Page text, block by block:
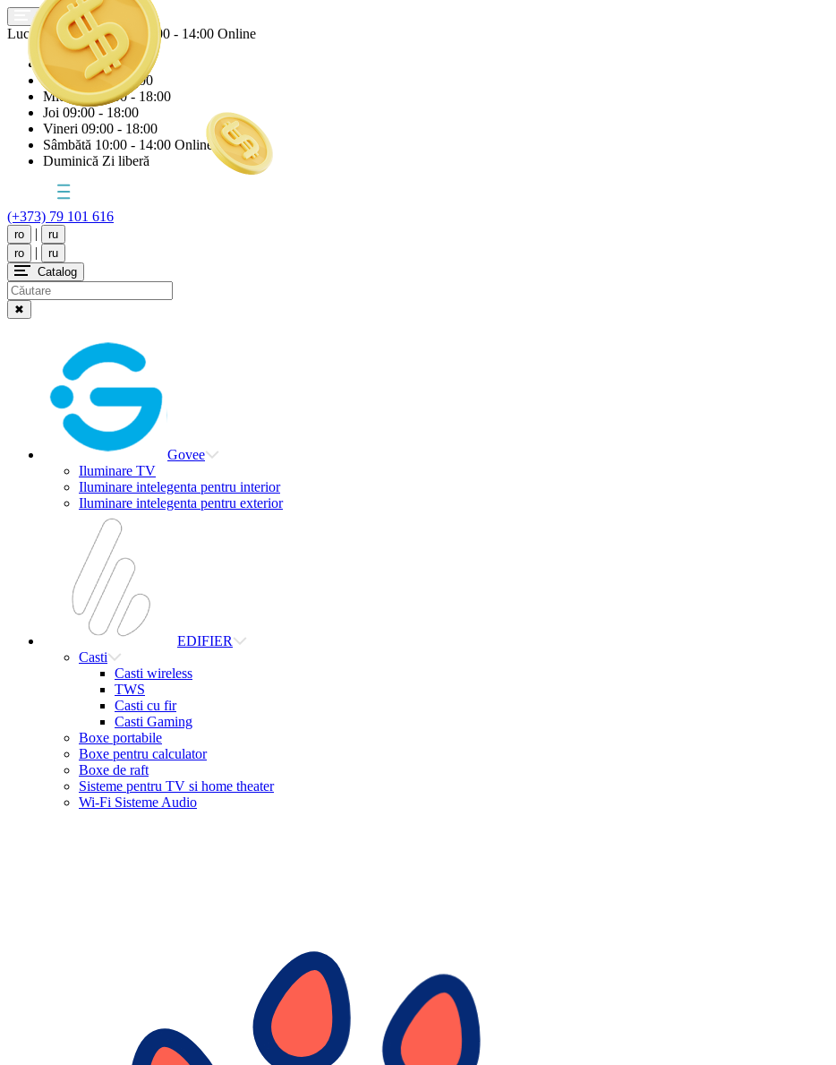
Lucrăm astăziSâmbătă
10:00 - 14:00 Online
Luni
09:00 - 18:00
Marți
09:00 - 18:00
Miercuri09:00 - 18:00
Joi 09:00 - 18:00
Vineri 09:00 - 18:00
Sâmbătă 10:00 - 14:00 Online
Duminică Zi liberă
(+373) 79 101 616
ro |
ru
ro
|
ru
Catalog
✖
Govee
Iluminare TV
Iluminare intelegenta pentru interior
Iluminare intelegenta pentru exterior
EDIFIER
Casti
Casti wireless
TWS
Casti cu fir
Casti Gaming
Boxe portabile
Boxe pentru calculator
Boxe de raft
Sisteme pentru TV si home theater
Wi-Fi Sisteme Audio